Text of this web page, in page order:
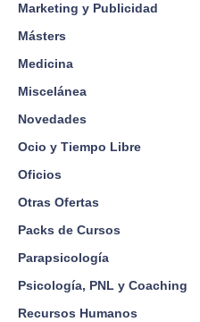
Marketing y Publicidad
Másters
Medicina
Miscelánea
Novedades
Ocio y Tiempo Libre
Oficios
Otras Ofertas
Packs de Cursos
Parapsicología
Psicología, PNL y Coaching
Recursos Humanos